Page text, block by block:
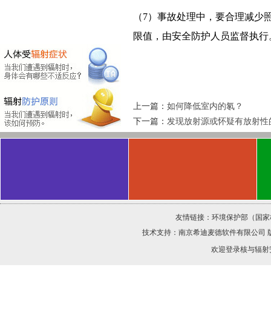
（7）事故处理中，要合理减少
限值，由安全防护人员监督执行
上一篇： 如何降低室内的氡？
下一篇： 发现放射源或怀疑有放射
友情链接： 环境保护部（国
技术支持：南京希迪麦德软件有限公司
欢迎登录核与辐